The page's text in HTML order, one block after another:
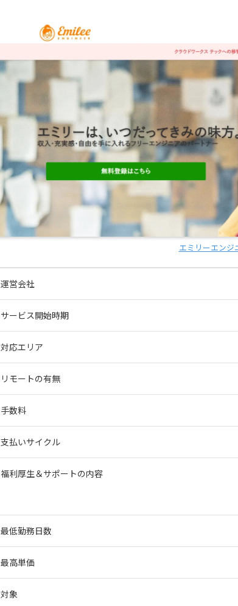
エミリーエンジ
運営会社
サービス開始時期
対応エリア
リモートの有無
手数料
支払いサイクル
福利厚生＆サポートの内容
最低勤務日数
最高単価
対象